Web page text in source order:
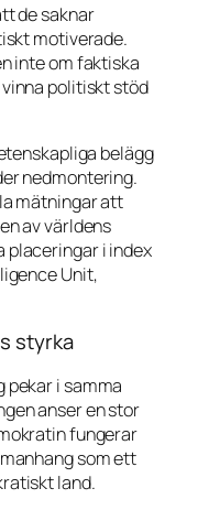
de saknar
motiverade.
inte om faktiska
politiskt stöd
belägg
nedmontering.
mätningar att
av världens
placeringar i index
Unit,
styrka
pekar i samma
anser en stor
fungerar
som ett
land.